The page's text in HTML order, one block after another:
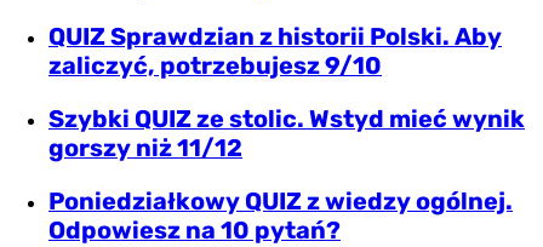
QUIZ Sprawdzian z historii Polski. Aby
zaliczyć, potrzebujesz 9/10
Szybki QUIZ ze stolic. Wstyd mieć wynik
gorszy niż 11/12
Poniedziałkowy QUIZ z wiedzy ogólnej.
Odpowiesz na 10 pytań?